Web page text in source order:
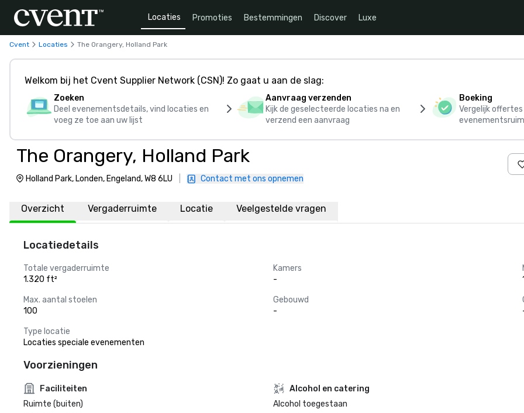
Locaties Promoties Bestemmingen Discover Luxe
Cvent Locaties The Orangery, Holland Park
Welkom bij het Cvent Supplier Network (CSN)! Zo gaat u aan de slag:
Zoeken
Deel evenementsdetails, vind locaties en
voeg ze toe aan uw lijst
Aanvraag verzenden
Kijk de geselecteerde locaties na en
verzend een aanvraag
Boeking
Vergelijk offertes
The Orangery, Holland Park
Holland Park, Londen, Engeland, W8 6LU Contact met ons opnemen
Overzicht Vergaderruimte Locatie Veelgestelde vragen
Locatiedetails
Totale vergaderruimte
1.320 ft²
Kamers
-
Max. aantal stoelen
100
Gebouwd
-
Type locatie
Locaties speciale evenementen
Voorzieningen
Faciliteiten
Ruimte (buiten)
Alcohol en catering
Alcohol toegestaan